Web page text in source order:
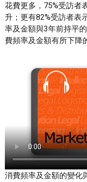
花費更多，75%受訪者
升；更有82%受訪者表
率及金額與3年前持平
費頻率及金額有所下降
消費頻率及金額的變化